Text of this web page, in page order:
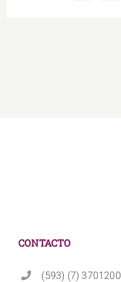
CONTACTO
(593) (7) 3701200